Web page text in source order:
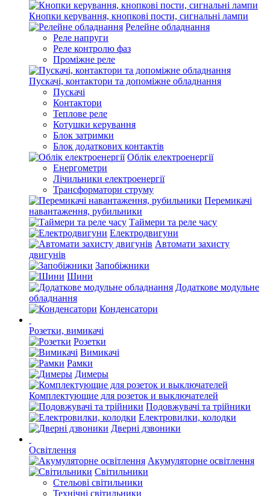
Кнопки керування, кнопкові пости, сигнальні лампи
Релейне обладнання
Реле напруги
Реле контролю фаз
Проміжне реле
Пускачі, контактори та допоміжне обладнання
Пускачі
Контактори
Теплове реле
Котушки керування
Блок затримки
Блок додаткових контактів
Облік електроенергії
Енергометри
Лічильники електроенергії
Трансформатори струму
Перемикачі
навантаження, рубильники
Таймери та реле часу
Електродвигуни
Автомати захисту
двигунів
Запобіжники
Шини
Додаткове модульне
обладнання
Конденсатори
Розетки, вимикачі
Розетки
Вимикачі
Рамки
Димеры
Комплектующие для розеток и выключателей
Подовжувачі та трійники
Електровилки, колодки
Дверні дзвоники
Освітлення
Акумуляторне освітлення
Світильники
Стельові світильники
Технічні світильники